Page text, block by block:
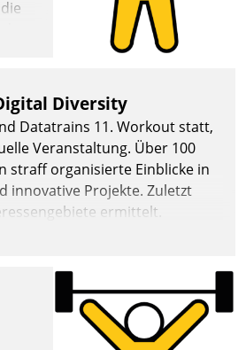
-
Diversity
Datatrains 11. Workout statt,
Veranstaltung. Über 100
straff organisierte Einblicke in
innovative Projekte. Zuletzt
ermittelt.